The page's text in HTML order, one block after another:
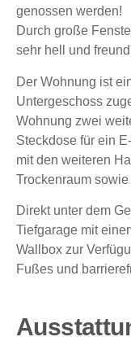
genossen werden!
Durch große
sehr hell und
Der Wohnung ist
Untergeschoss
Wohnung zwei
Steckdose für ein
mit den weiteren
Trockenraum
Direkt unter dem
Tiefgarage mit
Wallbox zur
Fußes und